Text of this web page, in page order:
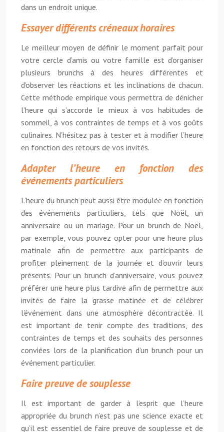
dans un endroit unique.
Essayer différents créneaux horaires
Le meilleur moyen de définir le moment parfait pour
votre cercle d’amis ou votre famille est d’organiser
plusieurs brunchs à des heures différentes et
d’observer les réactions et les inclinations de chacun.
Cette méthode empirique vous permettra de dénicher
l’heure qui s’accorde le mieux à vos habitudes de
sommeil, à vos contraintes de temps et à vos goûts
culinaires. N’hésitez pas à tester et à modifier l’heure
en fonction des retours de vos invités.
Adapter l’heure en fonction des
événements particuliers
L’heure du brunch peut aussi être modulée en fonction
des événements particuliers, tels que Noël, un
anniversaire ou un mariage. Pour un brunch de Noël,
par exemple, vous pouvez opter pour une heure plus
matinale afin de permettre aux participants de
profiter pleinement de la journée et d’ouvrir leurs
présents. Pour un brunch d’anniversaire, vous pouvez
préférer une heure plus tardive afin de permettre aux
invités de faire la grasse matinée et de célébrer
l’événement dans une atmosphère décontractée. Il
est important de tenir compte des traditions, des
contraintes de temps et des souhaits des personnes
conviées lors de la planification d’un brunch pour un
événement particulier.
Faire preuve de souplesse
Il est important de garder à l’esprit que l’heure
appropriée du brunch n’est pas une science exacte et
qu’il est essentiel de faire preuve de souplesse et de